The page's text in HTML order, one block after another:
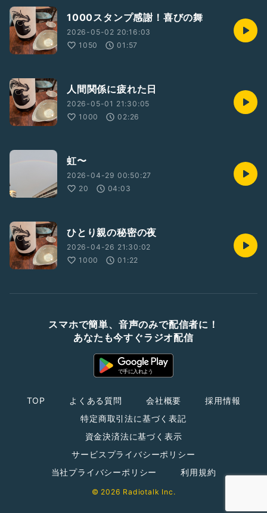
1000スタンプ感謝！喜びの舞
2026-05-02 20:16:03
1050
01:57
人間関係に疲れた日
2026-05-01 21:30:05
1000
02:26
虹〜
2026-04-29 00:50:27
20
04:03
ひとり親の秘密の夜
2026-04-26 21:30:02
1000
01:22
スマホで簡単、音声のみで配信者に！
あなたも今すぐラジオ配信
TOP よくある質問 会社概要
採用情報
特定商取引法に基づく表記
資金決済法に基づく表示
サービスプライバシーポリシー
当社プライバシーポリシー
利用規約
© 2026 Radiotalk Inc.